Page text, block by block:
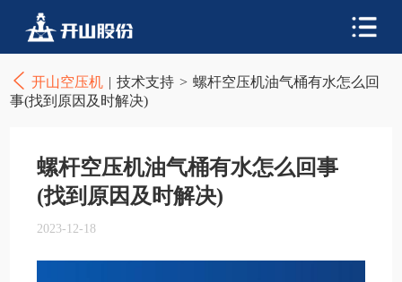
开山空压机 | 技术支持 > 螺杆空压机油气桶有水怎么回
事(找到原因及时解决)
螺杆空压机油气桶有水怎么回事
(找到原因及时解决)
2023-12-18